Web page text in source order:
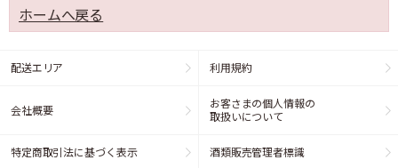
ホームへ戻る
配送エリア 利用規約
会社概要
お客さまの個人情報の
取扱いについて
特定商取引法に基づく表示 酒類販売管理者標識